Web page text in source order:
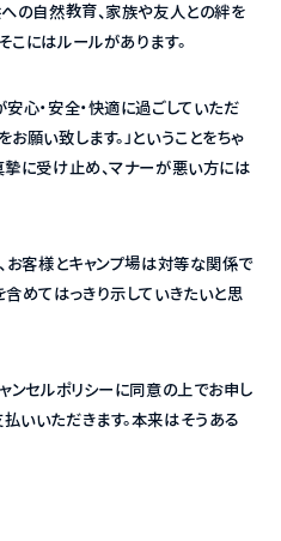
への自然教育、家族や友人との絆を
こにはルールがあります。
心・安全・快適に過ごしていただ
願い致します。」ということをちゃ
摯に受け止め、マナーが悪い方には
お客様とキャンプ場は対等な関係で
めてはっきり示していきたいと思
ンセルポリシーに同意の上でお申し
いいただきます。本来はそうある